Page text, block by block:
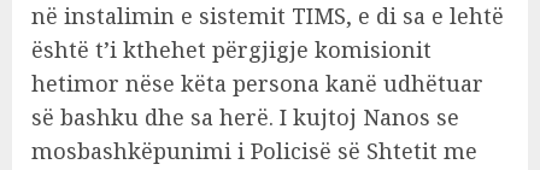
në instalimin e sistemit TIMS, e di sa e lehtë
është t’i kthehet përgjigje komisionit
hetimor nëse këta persona kanë udhëtuar
së bashku dhe sa herë. I kujtoj Nanos se
mosbashkëpunimi i Policisë së Shtetit me